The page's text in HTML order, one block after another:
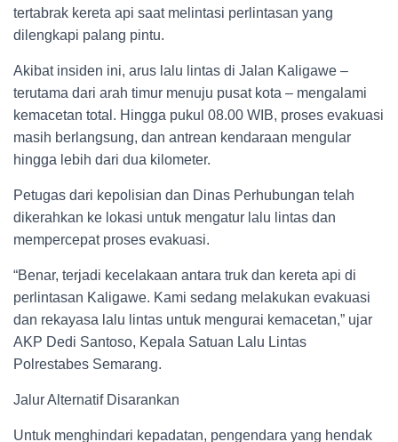
tertabrak kereta api saat melintasi perlintasan yang
dilengkapi palang pintu.
Akibat insiden ini, arus lalu lintas di Jalan Kaligawe –
terutama dari arah timur menuju pusat kota – mengalami
kemacetan total. Hingga pukul 08.00 WIB, proses evakuasi
masih berlangsung, dan antrean kendaraan mengular
hingga lebih dari dua kilometer.
Petugas dari kepolisian dan Dinas Perhubungan telah
dikerahkan ke lokasi untuk mengatur lalu lintas dan
mempercepat proses evakuasi.
“Benar, terjadi kecelakaan antara truk dan kereta api di
perlintasan Kaligawe. Kami sedang melakukan evakuasi
dan rekayasa lalu lintas untuk mengurai kemacetan,” ujar
AKP Dedi Santoso, Kepala Satuan Lalu Lintas
Polrestabes Semarang.
Jalur Alternatif Disarankan
Untuk menghindari kepadatan, pengendara yang hendak